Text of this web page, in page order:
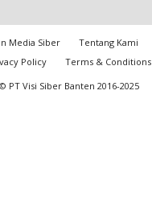
Media Siber Tentang Kami
Policy
Terms & Conditions
© PT Visi Siber Banten 2016-2025